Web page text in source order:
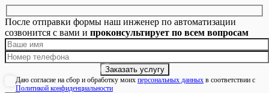
После отправки формы наш инженер по автоматизации
созвонится с вами и проконсультирует по всем вопросам
Даю согласие на сбор и обработку моих персональных данных в соответствии с
Политикой конфиденциальности